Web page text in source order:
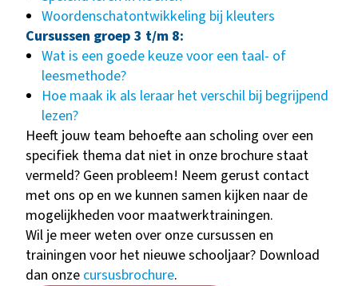
Woordenschatontwikkeling bij kleuters
Cursussen groep 3 t/m 8:
Wat is een goede keuze voor een taal- of
leesmethode?
Hoe maak ik als leraar het verschil bij begrijpend
lezen?
Heeft jouw team behoefte aan scholing over een
specifiek thema dat niet in onze brochure staat
vermeld? Geen probleem! Neem gerust contact
met ons op en we kunnen samen kijken naar de
mogelijkheden voor maatwerktrainingen.
Wil je meer weten over onze cursussen en
trainingen voor het nieuwe schooljaar? Download
dan onze cursusbrochure.